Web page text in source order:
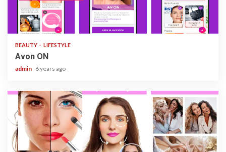
1 min read
BEAUTY LIFESTYLE
Avon ON
admin 6 years ago